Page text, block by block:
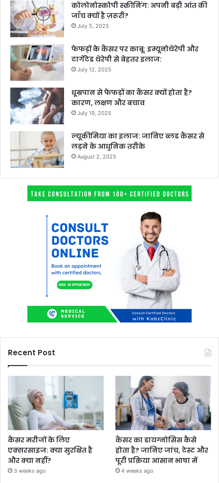
कोलोनोस्कोपी स्क्रीनिंग: अपनी बड़ी आंत की
जाँच क्यों है ज़रूरी?
July 5, 2025
फेफड़ों के कैंसर पर काबू: इम्यूनोथेरेपी और
टार्गेटेड थेरेपी से बेहतर इलाज:
July 12, 2025
धूम्रपान से फेफड़ों का कैंसर क्यों होता है?
कारण, लक्षण और बचाव
July 19, 2025
ल्यूकीमिया का इलाज: जानिए ब्लड कैंसर से
लड़ने के आधुनिक तरीके
August 2, 2025
Recent Post
कैंसर मरीजों के लिए
एक्सरसाइज: क्या सुरक्षित है
और क्या नहीं?
3 weeks ago
कैंसर का डायग्नोसिस कैसे
होता है? जानिए जांच, टेस्ट और
पूरी प्रक्रिया आसान भाषा में
4 weeks ago